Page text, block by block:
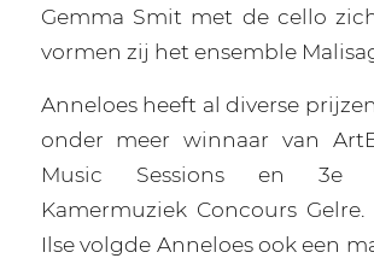
Gemma Smit met de cello
vormen zij het ensemble
Anneloes heeft al diverse
onder meer winnaar van
Music Sessions en 3e
Kamermuziek Concours
Ilse volgde Anneloes ook een